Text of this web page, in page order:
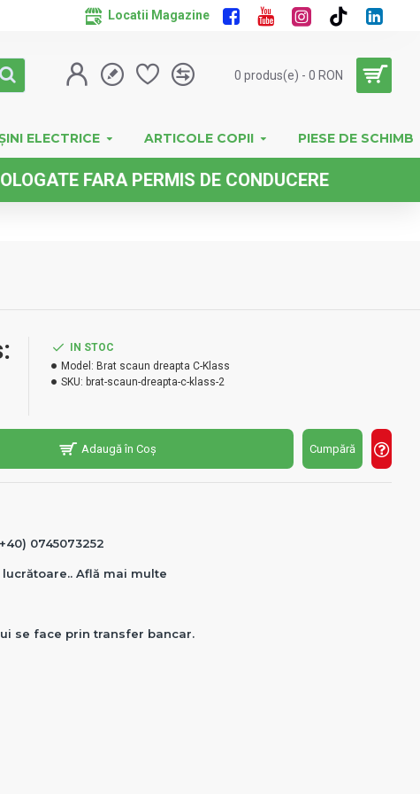
Locatii Magazine
0 produs(e) - 0 RON
ELECTRICE ARTICOLE COPII PIESE DE SCHIMB
FARA PERMIS DE CONDUCERE
IN STOC
Model: Brat scaun dreapta C-Klass
SKU: brat-scaun-dreapta-c-klass-2
Adaugă în Coș Cumpără
0745073252
lucrătoare.. Află mai multe
se face prin transfer bancar.